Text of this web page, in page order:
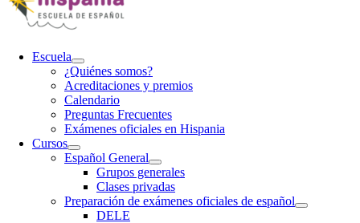
Escuela
¿Quiénes somos?
Acreditaciones y premios
Calendario
Preguntas Frecuentes
Exámenes oficiales en Hispania
Cursos
Español General
Grupos generales
Clases privadas
Preparación de exámenes oficiales de español
DELE